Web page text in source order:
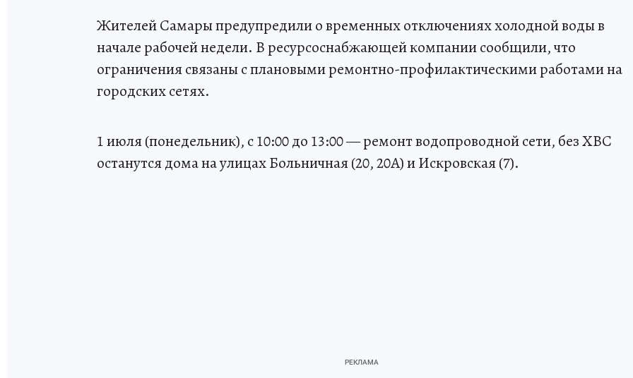
Жителей Самары предупредили о временных отключениях холодной воды в
начале рабочей недели. В ресурсоснабжающей компании сообщили, что
ограничения связаны с плановыми ремонтно-профилактическими работами на
городских сетях.
1 июля (понедельник), с 10:00 до 13:00 — ремонт водопроводной сети, без ХВС
останутся дома на улицах Больничная (20, 20А) и Искровская (7).